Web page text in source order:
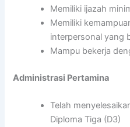
Memiliki ijazah
Memiliki
interpersonal yang
Mampu bekerja
Administrasi Pertamina
Telah
Diploma Tiga (D3)